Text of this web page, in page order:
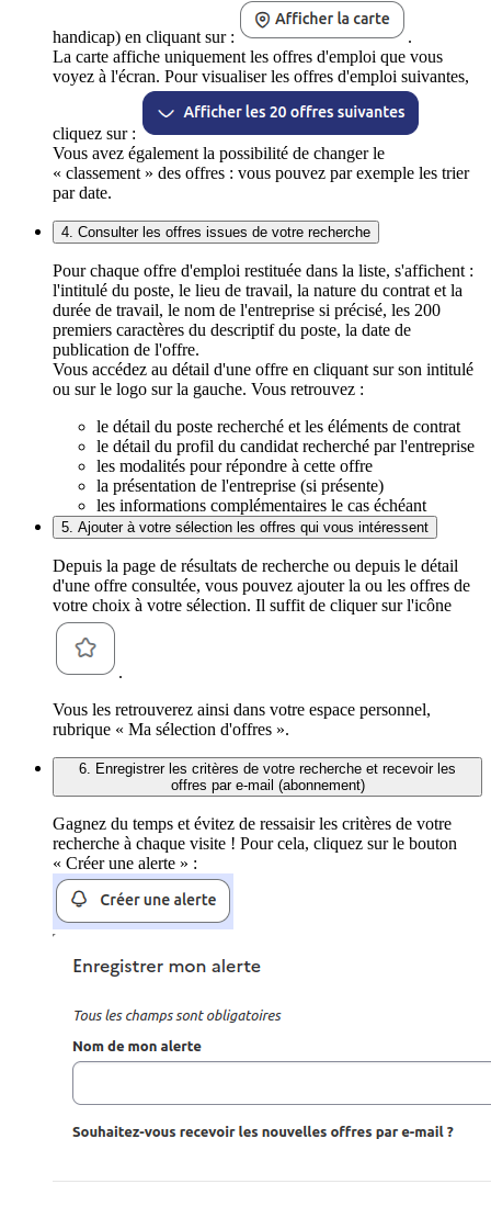
handicap) en cliquant sur :
.
La carte affiche uniquement les offres d'emploi que vous
voyez à l'écran. Pour visualiser les offres d'emploi suivantes,
cliquez sur :
Vous avez également la possibilité de changer le
« classement » des offres : vous pouvez par exemple les trier
par date.
4. Consulter les offres issues de votre recherche
Pour chaque offre d'emploi restituée dans la liste, s'affichent :
l'intitulé du poste, le lieu de travail, la nature du contrat et la
durée de travail, le nom de l'entreprise si précisé, les 200
premiers caractères du descriptif du poste, la date de
publication de l'offre.
Vous accédez au détail d'une offre en cliquant sur son intitulé
ou sur le logo sur la gauche. Vous retrouvez :
le détail du poste recherché et les éléments de contrat
le détail du profil du candidat recherché par l'entreprise
les modalités pour répondre à cette offre
la présentation de l'entreprise (si présente)
les informations complémentaires le cas échéant
5. Ajouter à votre sélection les offres qui vous intéressent
Depuis la page de résultats de recherche ou depuis le détail
d'une offre consultée, vous pouvez ajouter la ou les offres de
votre choix à votre sélection. Il suffit de cliquer sur l'icône
.
Vous les retrouverez ainsi dans votre espace personnel,
rubrique « Ma sélection d'offres ».
6. Enregistrer les critères de votre recherche et recevoir les
offres par e-mail (abonnement)
Gagnez du temps et évitez de ressaisir les critères de votre
recherche à chaque visite ! Pour cela, cliquez sur le bouton
« Créer une alerte » :